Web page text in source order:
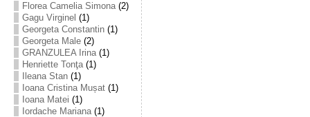
Florea Camelia Simona(2)
Gagu Virginel (1)
Georgeta Constantin(1)
Georgeta Male(2)
GRANZULEA Irina(1)
Henriette Tonţa(1)
Ileana Stan(1)
Ioana Cristina Mușat(1)
Ioana Matei (1)
Iordache Mariana(1)